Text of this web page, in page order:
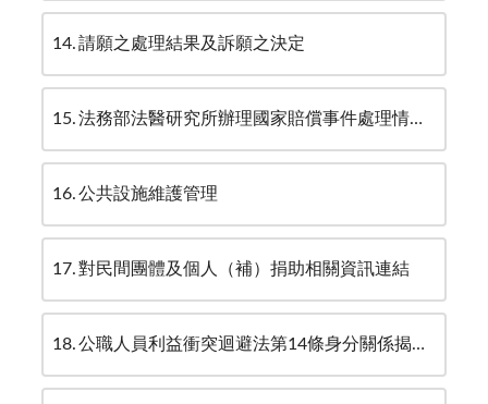
14 請願之處理結果及訴願之決定
15 法務部法醫研究所辦理國家賠償事件處理情形統計表
16 公共設施維護管理
17 對民間團體及個人（補）捐助相關資訊連結
18 公職人員利益衝突迴避法第14條身分關係揭露專區